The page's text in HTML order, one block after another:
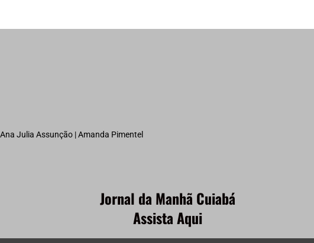
Julia Assunção | Amanda Pimentel
Jornal da Manhã Cuiabá
Assista Aqui